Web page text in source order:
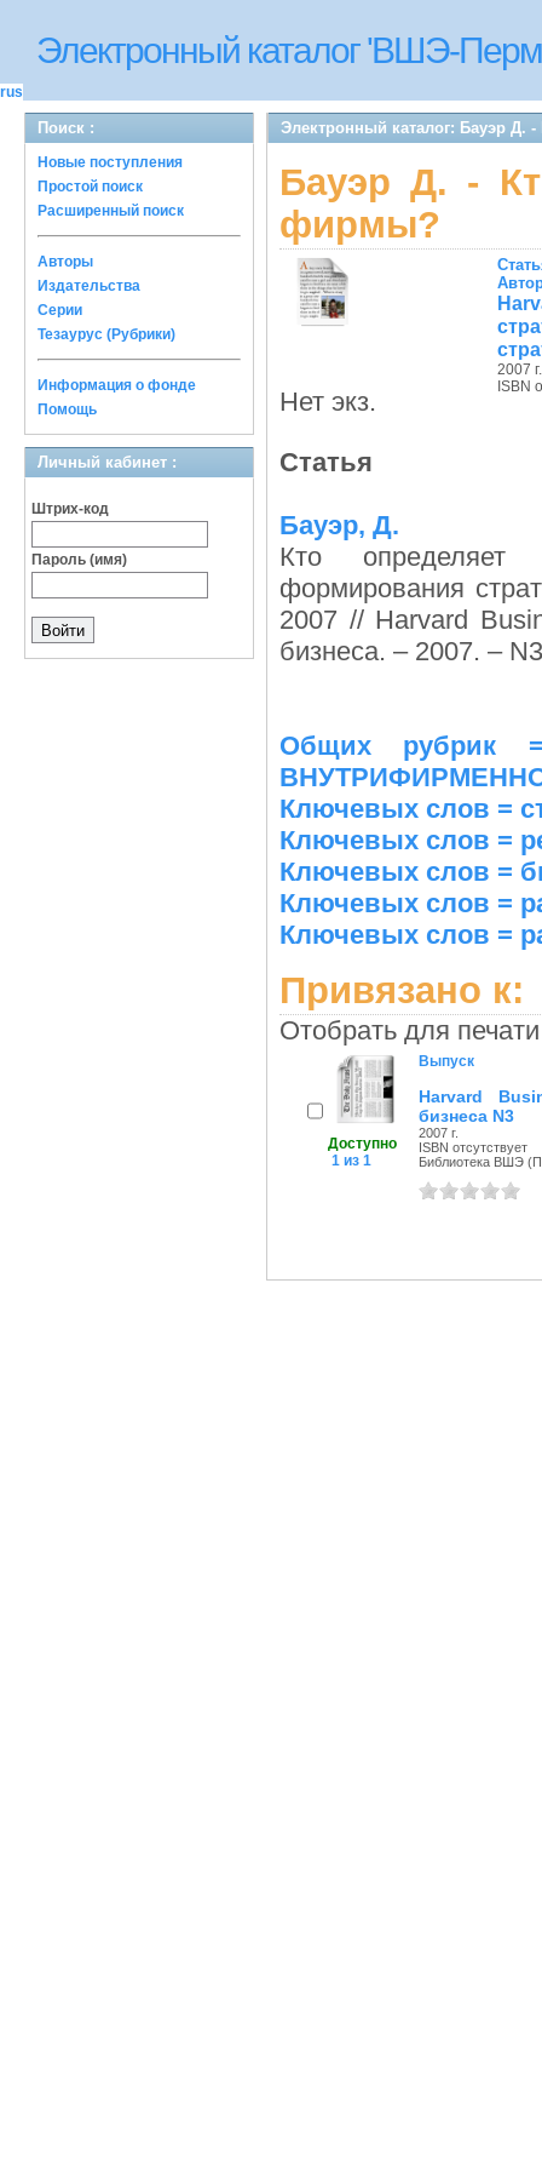
Электронный каталог 'ВШЭ-
rus
Поиск :
Новые поступления
Простой поиск
Расширенный поиск
Авторы
Издательства
Серии
Тезаурус (Рубрики)
Информация о фонде
Помощь
Личный кабинет :
Штрих-код
Пароль (имя)
Электронный каталог: Бауэр Д.
Бауэр Д. -
фирмы?
Нет экз.
2007 г.
ISBN
Статья
Бауэр, Д.
Кто
формирования
2007 // Harvard
бизнеса. – 2007. –
Общих рубрик
Ключевых слов =
Ключевых слов =
Ключевых слов =
Ключевых слов =
Ключевых слов =
Привязано к:
Отобрать для
Доступно
1 из 1
Выпуск
Harvard
бизнеса N3
2007 г.
ISBN отсутствует
Библиотека ВШЭ